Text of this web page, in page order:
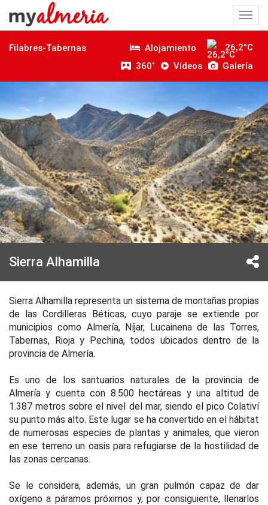
Filabres-Tabernas Alojamiento
26,2°C
360˚
Vídeos Galería
Sierra Alhamilla
Sierra Alhamilla representa un sistema de montañas propias
de las Cordilleras Béticas, cuyo paraje se extiende por
municipios como Almería, Níjar, Lucainena de las Torres,
Tabernas, Rioja y Pechina, todos ubicados dentro de la
provincia de Almería.
Es uno de los santuarios naturales de la provincia de
Almería y cuenta con 8.500 hectáreas y una altitud de
1.387 metros sobre el nivel del mar, siendo el pico Colativí
su punto más alto. Este lugar se ha convertido en el hábitat
de numerosas especies de plantas y animales, que vieron
en ese terreno un oasis para refugiarse de la hostilidad de
las zonas cercanas.
Se le considera, además, un gran pulmón capaz de dar
oxígeno a páramos próximos y, por consiguiente, llenarlos